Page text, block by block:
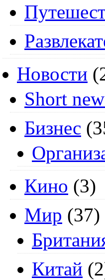
Новости
Short
Бизнес
Кино (3)
Мир (37)
Китай